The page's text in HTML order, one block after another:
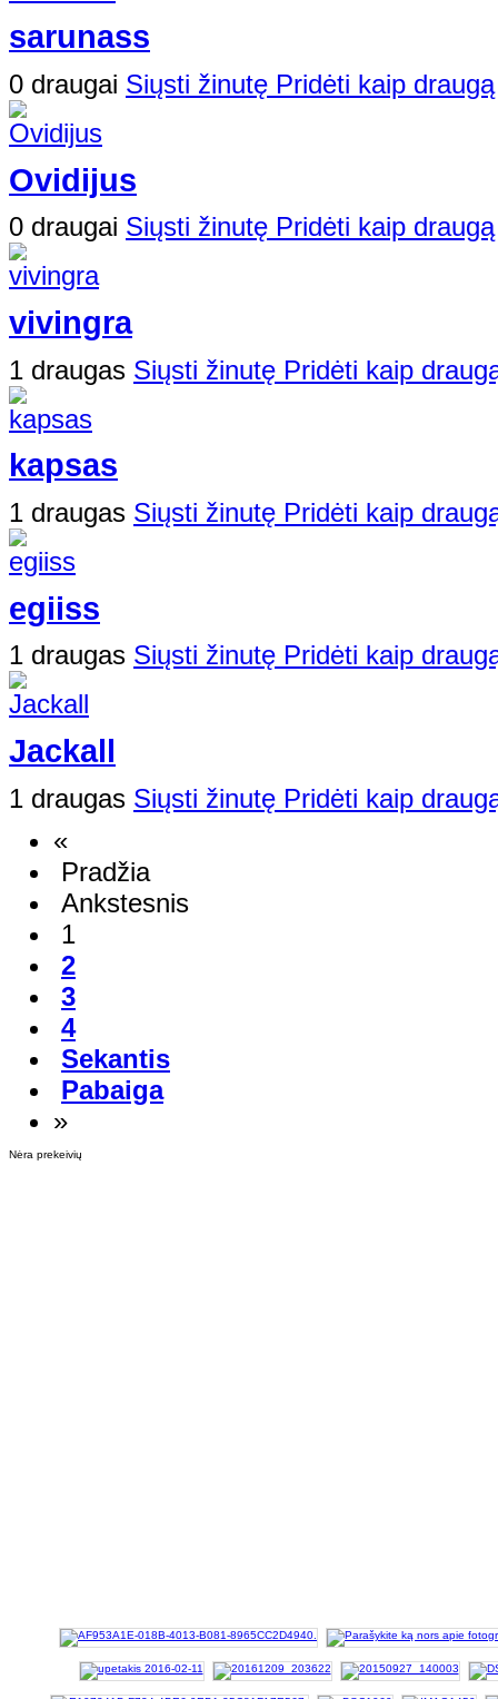
sarunass
0 draugai Siųsti žinutę Pridėti kaip draugą
Ovidijus
0 draugai Siųsti žinutę Pridėti kaip draugą
vivingra
1 draugas Siųsti žinutę Pridėti kaip
kapsas
1 draugas Siųsti žinutę Pridėti kaip
egiiss
1 draugas Siųsti žinutę Pridėti kaip
Jackall
1 draugas Siųsti žinutę Pridėti kaip
«
Pradžia
Ankstesnis
1
2
3
4
Sekantis
Pabaiga
»
Nėra prekeivių